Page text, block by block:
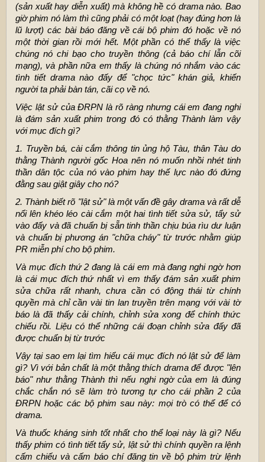
(sản xuất hay diễn xuất) mà không hề có drama nào. Bao
giờ phim nó làm thì cũng phải có một loạt (hay đúng hơn là
lũ lượt) các bài báo đăng về cái bộ phim đó hoặc về nó
một thời gian rồi mới hết. Một phần có thể thấy là việc
chúng nó chi bạo cho truyền thông (cả báo chí lẫn cõi
mạng), và phần nữa em thấy là chúng nó nhắm vào các
tình tiết drama nào đấy để "chọc tức" khán giả, khiến
người ta phải bàn tán, cãi cọ về nó.
Việc lật sử của ĐRPN là rõ ràng nhưng cái em đang nghi
là đám sản xuất phim trong đó có thằng Thành làm vậy
với mục đích gì?
1. Truyền bá, cài cắm thông tin ủng hộ Tàu, thân Tàu do
thằng Thành người gốc Hoa nên nó muốn nhồi nhét tinh
thần dân tộc của nó vào phim hay thế lực nào đó đứng
đằng sau giật giây cho nó?
2. Thành biết rõ "lật sử" là một vấn đề gây drama và rất dễ
nổi lên khéo léo cài cắm một hai tình tiết sửa sử, tẩy sử
vào đấy và đã chuẩn bị sẵn tinh thần chịu búa rìu dư luận
và chuẩn bị phương án "chữa cháy" từ trước nhằm giúp
PR miễn phí cho bộ phim.
Và mục đích thứ 2 đang là cái em mà đang nghi ngờ hơn
là cái mục đích thứ nhất vì em thấy đám sản xuất phim
sửa chữa rất nhanh, chưa cần có động thái từ chính
quyền mà chỉ cần vài tin lan truyền trên mạng với vài tờ
báo là đã thấy cải chính, chỉnh sửa xong để chính thức
chiếu rồi. Liệu có thể những cái đoạn chỉnh sửa đấy đã
được chuẩn bị từ trước
Vậy tại sao em lại tìm hiểu cái mục đích nó lật sử để làm
gì? Vì với bản chất là một thằng thích drama để được "lên
báo" như thằng Thành thì nếu nghi ngờ của em là đúng
chắc chắn nó sẽ làm trò tương tự cho cái phần 2 của
ĐRPN hoặc các bộ phim sau này: mọi trò có thể để có
drama.
Và thuốc kháng sinh tốt nhất cho thể loại này là gì? Nếu
thấy phim có tình tiết tẩy sử, lật sử thì chính quyền ra lệnh
cấm chiếu và cấm báo chí đăng tin về bộ phim trừ lệnh